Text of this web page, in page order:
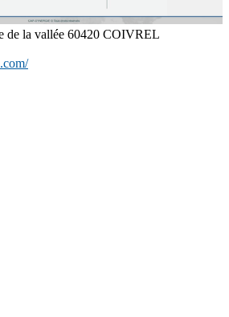
de la vallée 60420 COIVREL